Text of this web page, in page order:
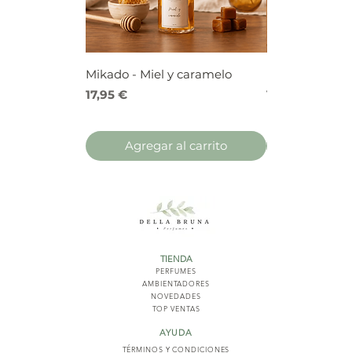
Mikado - Miel y caramelo
Precio
17,95 €
Agregar al carrito
Precio
17,95 €
TIENDA
PERFUMES
AMBIENTADORES
NOVEDADES
TOP VENTAS
AYUDA
TÉRMINOS Y CONDICIONES